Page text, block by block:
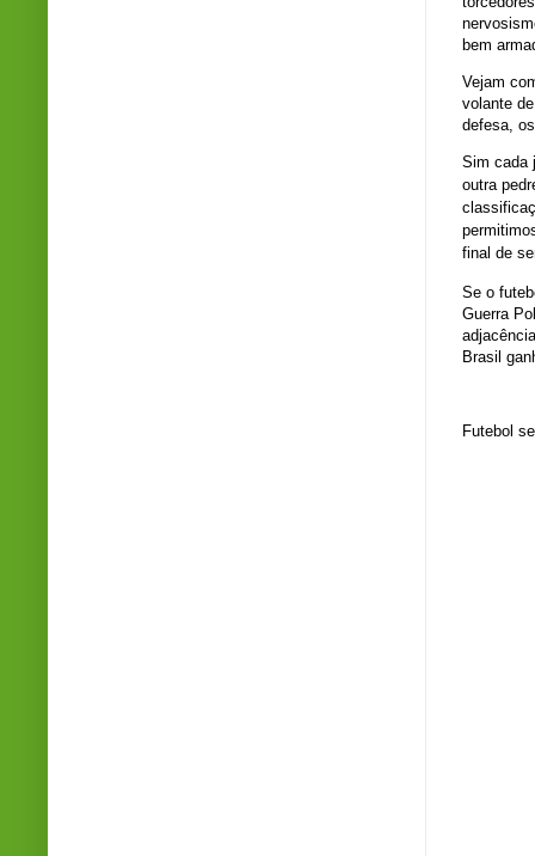
bem
Vejam
volante
defesa,
Sim cada
outra
final de
Se o
Guerra
Brasil
Futebol